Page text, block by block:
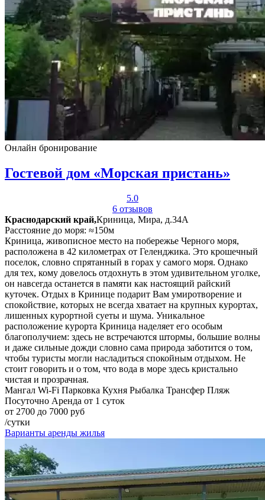
Онлайн бронирование
Гостевой дом «Морская пристань»
5.0
6 отзывов
Краснодарский край,Криница, Мира, д.34А
Расстояние до моря: ≈150м
Криница, живописное место на побережье Черного моря,
расположена в 42 километрах от Геленджика. Это крошечный
поселок, словно спрятанный в горах у самого моря. Однако
для тех, кому довелось отдохнуть в этом удивительном уголке,
он навсегда останется в памяти как настоящий райский
куточек. Отдых в Кринице подарит Вам умиротворение и
спокойствие, которых не всегда хватает на крупных курортах,
лишенных курортной суеты и шума. Уникальное
расположение курорта Криница наделяет его особым
благополучием: здесь не встречаются штормы, большие волны
и даже сильные дожди словно сама природа заботится о том,
чтобы туристы могли насладиться спокойным отдыхом. Не
стоит говорить и о том, что вода в море здесь кристально
чистая и прозрачная.
Мангал Wi-Fi Парковка Кухня Рыбалка Трансфер Пляж
Посуточно Аренда от 1 суток
от 2700 до 7000 руб
/сутки
Варианты аренды жилья